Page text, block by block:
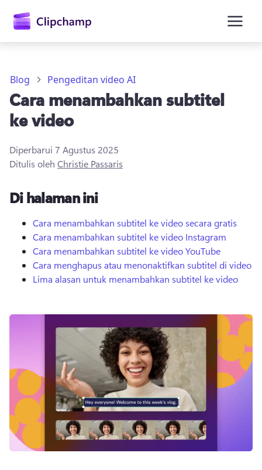
utama
Coba gratis
Blog Pengeditan video AI
Cara menambahkan subtitel
ke video
Diperbarui 7 Agustus 2025
Ditulis oleh Christie Passaris
Di halaman ini
Cara menambahkan subtitel ke video secara gratis
Cara menambahkan subtitel ke video Instagram
Cara menambahkan subtitel ke video YouTube
Cara menghapus atau menonaktifkan subtitel di video
Lima alasan untuk menambahkan subtitel ke video